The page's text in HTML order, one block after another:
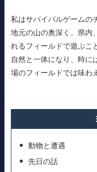
私はサバイバルゲームの
地元の山の奥深く、県内
れるフィールドで遊ぶこ
自然と一体になり、時に
場のフィールドでは味わ
動物と遭遇
先日の話